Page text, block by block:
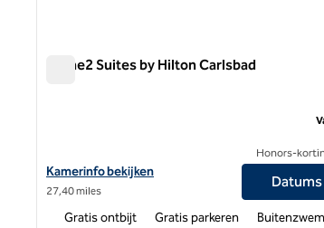
Home2 Suites by Hilton Carlsbad
Bekijk hoteldetails voor Home2 Suites by Hilton
Kamerinfo bekijken
27,40 miles
Honors-
Gratis ontbijt Gratis parkeren